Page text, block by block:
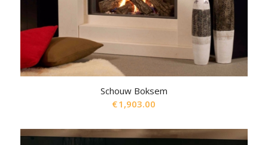
Schouw Boksem
€1,903.00